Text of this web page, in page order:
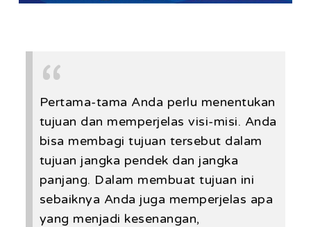
Pertama-tama Anda perlu menentukan
tujuan dan memperjelas visi-misi. Anda
bisa membagi tujuan tersebut dalam
tujuan jangka pendek dan jangka
panjang. Dalam membuat tujuan ini
sebaiknya Anda juga memperjelas apa
yang menjadi kesenangan,